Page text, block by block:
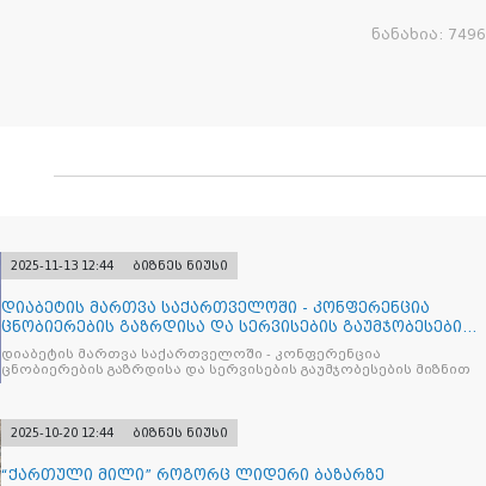
ნანახია: 7496
2025-11-13 12:44 ბიზნეს ნიუსი
დიაბეტის მართვა საქართველოში - კონფერენცია
ცნობიერების გაზრდისა და სერვისების გაუმჯობესების
მიზნით
დიაბეტის მართვა საქართველოში - კონფერენცია
ცნობიერების გაზრდისა და სერვისების გაუმჯობესების მიზნით
2025-10-20 12:44 ბიზნეს ნიუსი
“ქართული მილი” როგორც ლიდერი ბაზარზე